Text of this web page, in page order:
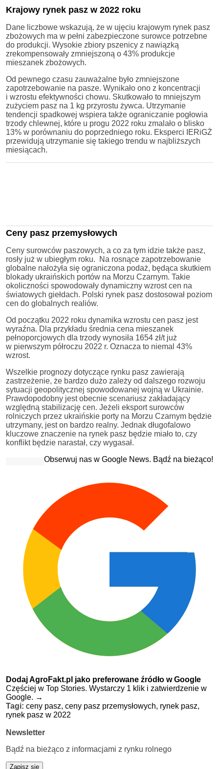
Krajowy rynek pasz w 2022 roku
Dane liczbowe wskazują, że w ujęciu krajowym rynek pasz
zbożowych ma w pełni zabezpieczone surowce potrzebne
do produkcji. Wysokie zbiory pszenicy z nawiązką
zrekompensowały zmniejszoną o 43% produkcje
mieszanek zbożowych.
Od pewnego czasu zauważalne było zmniejszone
zapotrzebowanie na pasze. Wynikało ono z koncentracji
i wzrostu efektywności chowu. Skutkowało to mniejszym
zużyciem pasz na 1 kg przyrostu żywca. Utrzymanie
tendencji spadkowej wspiera także ograniczanie pogłowia
trzody chlewnej, które u progu 2022 roku zmalało o blisko
13% w porównaniu do poprzedniego roku. Eksperci IERiGŻ
przewidują utrzymanie się takiego trendu w najbliższych
miesiącach.
Ceny pasz przemysłowych
Ceny surowców paszowych, a co za tym idzie także pasz,
rosły już w ubiegłym roku. Na rosnące zapotrzebowanie
globalne nałożyła się ograniczona podaż, będąca skutkiem
blokady ukraińskich portów na Morzu Czarnym. Takie
okoliczności spowodowały dynamiczny wzrost cen na
światowych giełdach. Polski rynek pasz dostosował poziom
cen do globalnych realiów.
Od początku 2022 roku dynamika wzrostu cen pasz jest
wyraźna. Dla przykładu średnia cena mieszanek
pełnoporcjowych dla trzody wynosiła 1654 zł/t już
w pierwszym półroczu 2022 r. Oznacza to niemal 43%
wzrost.
Wszelkie prognozy dotyczące rynku pasz zawierają
zastrzeżenie, że bardzo dużo zależy od dalszego rozwoju
sytuacji geopolitycznej spowodowanej wojną w Ukrainie.
Prawdopodobny jest obecnie scenariusz zakładający
względną stabilizację cen. Jeżeli eksport surowców
rolniczych przez ukraińskie porty na Morzu Czarnym będzie
utrzymany, jest on bardzo realny. Jednak długofalowo
kluczowe znaczenie na rynek pasz będzie miało to, czy
konflikt będzie narastał, czy wygasał.
Obserwuj nas w Google News. Bądź na bieżąco!
Dodaj AgroFakt.pl jako preferowane źródło w Google
Częściej w Top Stories. Wystarczy 1 klik i zatwierdzenie w
Google. →
Tagi: ceny pasz, ceny pasz przemysłowych, rynek pasz,
rynek pasz w 2022
Newsletter
Bądź na bieżąco z informacjami z rynku rolnego
Zapisz się